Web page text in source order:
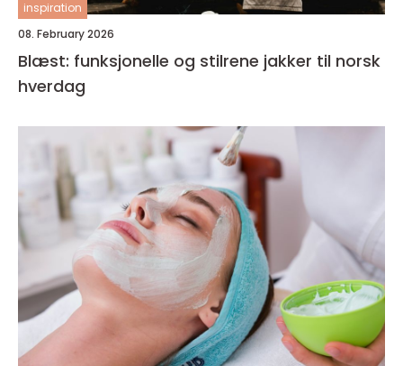
inspiration
08. February 2026
Blæst: funksjonelle og stilrene jakker til norsk
hverdag